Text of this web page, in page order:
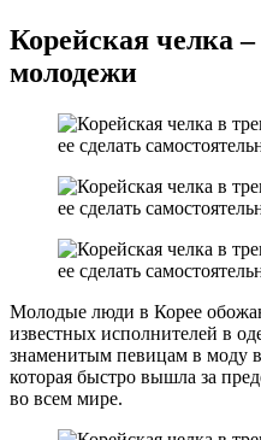
Корейская челка
молодежи
Молодые люди в Корее
известных исполнителей в
знаменитым певицам в моду
которая быстро вышла за
во всем мире.